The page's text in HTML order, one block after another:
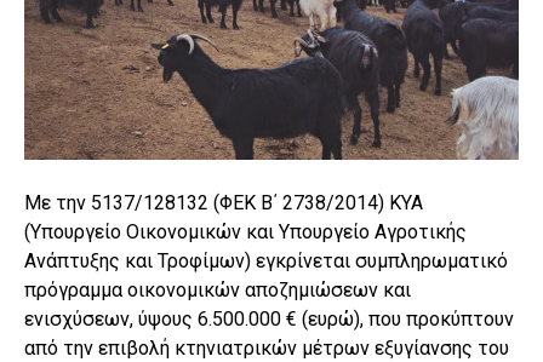
Με την 5137/128132 (ΦΕΚ Β΄ 2738/2014) ΚΥΑ
(Υπουργείο Οικονομικών και Υπουργείο Αγροτικής
Ανάπτυξης και Τροφίμων) εγκρίνεται συμπληρωματικό
πρόγραμμα οικονομικών αποζημιώσεων και
ενισχύσεων, ύψους 6.500.000 € (ευρώ), που προκύπτουν
από την επιβολή κτηνιατρικών μέτρων εξυγίανσης του